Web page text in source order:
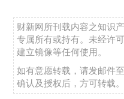
财新网所刊载内容之知识
专属所有或持有。未经许
建立镜像等任何使用。
如有意愿转载，请发邮件至
确认及授权后，方可转载。